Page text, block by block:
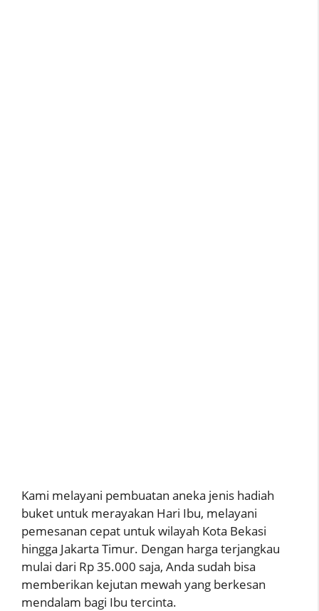
Kami melayani pembuatan aneka jenis hadiah
buket untuk merayakan Hari Ibu, melayani
pemesanan cepat untuk wilayah Kota Bekasi
hingga Jakarta Timur. Dengan harga terjangkau
mulai dari Rp 35.000 saja, Anda sudah bisa
memberikan kejutan mewah yang berkesan
mendalam bagi Ibu tercinta.